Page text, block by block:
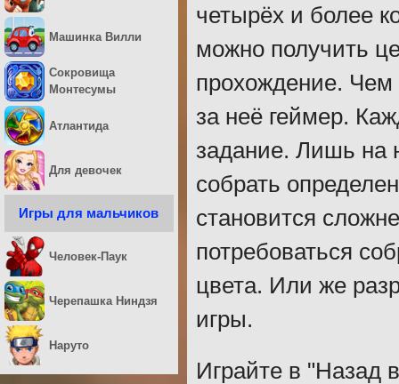
четырёх и более
можно получить
прохождение. Чем
за неё геймер.
задание. Лишь на
собрать
становится
потребоваться
цвета. Или же
игры.
Играйте в "Назад
Машинка Вилли
Сокровища
Монтесумы
Атлантида
Для девочек
Игры для мальчиков
Человек-Паук
Черепашка Ниндзя
Наруто